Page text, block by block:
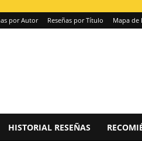
por Autor Reseñas por Título Mapa de
HISTORIAL RESEÑAS